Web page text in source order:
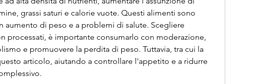
grassi saturi e calorie vuote. Questi alimenti sono
aumento di peso e a problemi di salute. Scegliere
processati, è importante consumarlo con moderazione,
e promuovere la perdita di peso. Tuttavia, tra cui la
articolo, aiutando a controllare l'appetito e a ridurre